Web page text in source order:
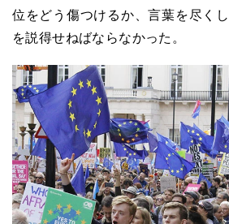
位をどう傷つけるか、言葉を尽く
を説得せねばならなかった。